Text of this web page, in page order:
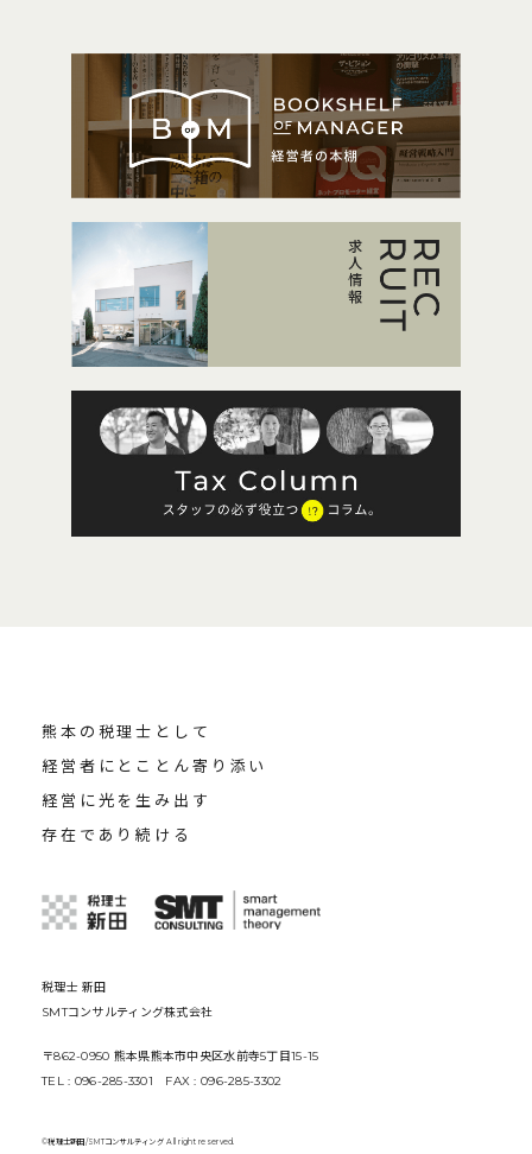
熊本の税理士として
経営者にとことん寄り添い
経営に光を生み出す
存在であり続ける
税理士 新田
SMTコンサルティング株式会社
〒862-0950 熊本県熊本市中央区水前寺5丁目15-15
TEL : 096-285-3301 FAX : 096-285-3302
©税理士新田/SMTコンサルティング All right reserved.